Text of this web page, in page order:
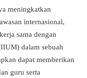
meningkatkan
internasional,
sama dengan
dalam sebuah
dapat memberikan
guru serta